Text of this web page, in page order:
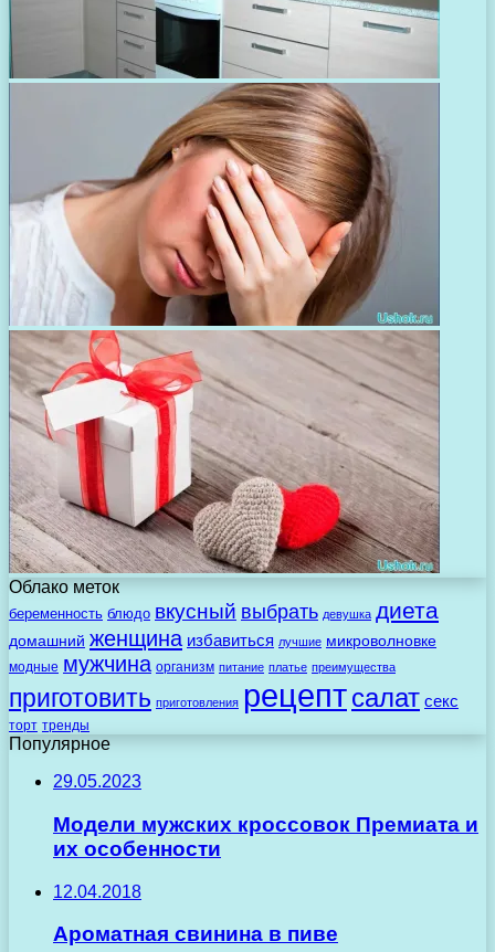
Облако меток
беременность блюдо вкусный выбрать девушка диета
домашний женщина избавиться лучшие микроволновке
модные мужчина организм питание платье преимущества
приготовить приготовления рецептсалат секс
торт тренды
Популярное
29.05.2023
Модели мужских кроссовок Премиата и
их особенности
12.04.2018
Ароматная свинина в пиве